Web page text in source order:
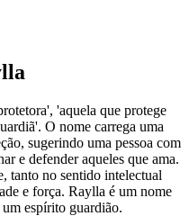
'aquela que protege
O nome carrega uma
sugerindo uma pessoa com
e defender aqueles que ama.
tanto no sentido intelectual
e força. Raylla é um nome
espírito guardião.